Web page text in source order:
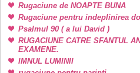
Rugaciune de NOAPTE BUNA
Rugaciune pentru indeplinirea
Psalmul 90 ( a lui David )
RUGACIUNE CATRE SFANTUL
EXAMENE.
IMNUL LUMINII